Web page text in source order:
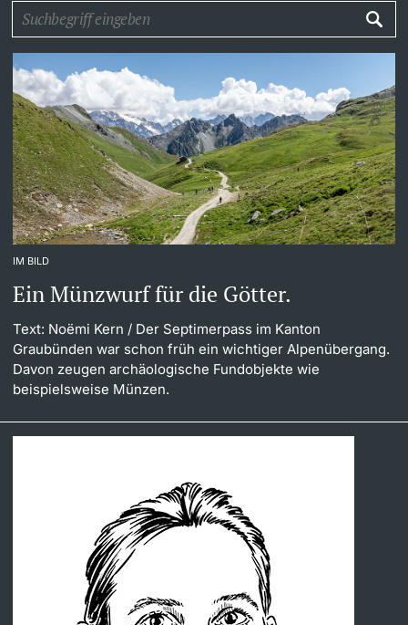
Doktorierende
weitere Informationen
Fördernde & Alumni
weitere Informationen
Dozierende
weitere Informationen
Universität in den Medien
Veranstaltungskalender
Social Media
UNI NOVA
Service für Medien
Podcasts
Weiterbildung
Universität
IM BILD
Ein Münzwurf für die Götter.
Text: Noëmi Kern / Der Septimerpass im Kanton
Graubünden war schon früh ein wichtiger Alpenübergang.
Davon zeugen archäologische Fundobjekte wie
beispielsweise Münzen.